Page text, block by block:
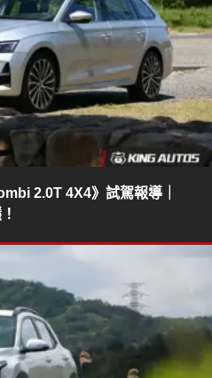
2.0T 4X4》試駕報導｜